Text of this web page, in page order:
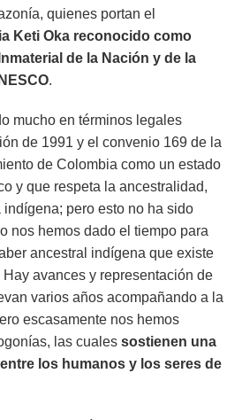
quienes portan el
Keti Oka reconocido como
de la Nación y de la
.
mucho en términos legales
de 1991 y el convenio 169 de la
de Colombia como un estado
y que respeta la ancestralidad,
indígena; pero esto no ha sido
nos hemos dado el tiempo para
ancestral indígena que existe
avances y representación de
varios años acompañando a la
escasamente nos hemos
las cuales sostienen una
los humanos y los seres de